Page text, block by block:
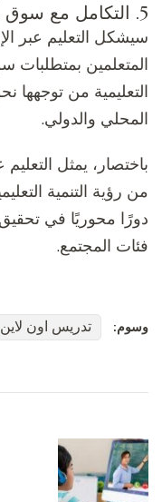
5. التكامل مع سوق العمل:
سيشكل التعليم عبر
المتعلمين بمتطلبات
التعليمية من توجهها
المحلي والدولي.
باختصار، يمثل
من رؤية التنمية
دورًا محوريًا في
فئات المجتمع.
وسوم: تدريس اون
بين
التدوينات